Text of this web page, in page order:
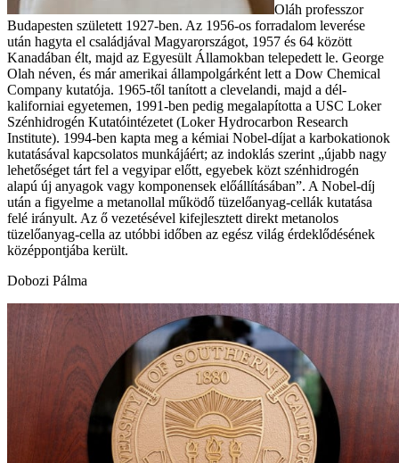
Oláh professzor
Budapesten született 1927-ben. Az 1956-os forradalom leverése
után hagyta el családjával Magyarországot, 1957 és 64 között
Kanadában élt, majd az Egyesült Államokban telepedett le. George
Olah néven, és már amerikai állampolgárként lett a Dow Chemical
Company kutatója. 1965-től tanított a clevelandi, majd a dél-
kaliforniai egyetemen, 1991-ben pedig megalapította a USC Loker
Szénhidrogén Kutatóintézetet (Loker Hydrocarbon Research
Institute). 1994-ben kapta meg a kémiai Nobel-díjat a karbokationok
kutatásával kapcsolatos munkájáért; az indoklás szerint „újabb nagy
lehetőséget tárt fel a vegyipar előtt, egyebek közt szénhidrogén
alapú új anyagok vagy komponensek előállításában”. A Nobel-díj
után a figyelme a metanollal működő tüzelőanyag-cellák kutatása
felé irányult. Az ő vezetésével kifejlesztett direkt metanolos
tüzelőanyag-cella az utóbbi időben az egész világ érdeklődésének
középpontjába került.
Dobozi Pálma